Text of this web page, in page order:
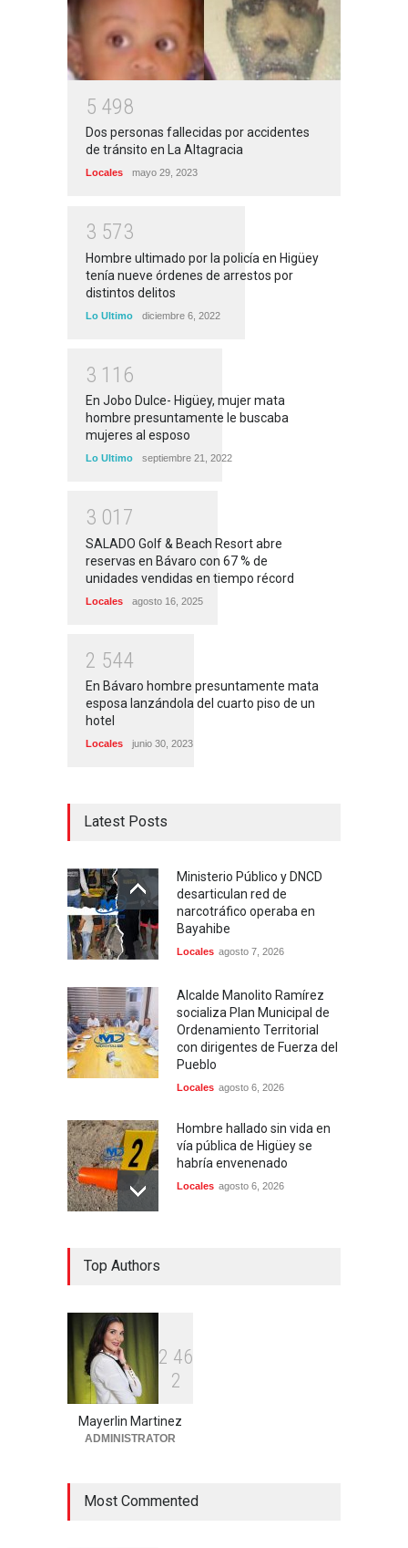
5 498
Dos personas fallecidas por accidentes
de tránsito en La Altagracia
Locales mayo 29, 2023
3 573
Hombre ultimado por la policía en Higüey
tenía nueve órdenes de arrestos por
distintos delitos
Lo Ultimo diciembre 6, 2022
3 1 1 6
En Jobo Dulce- Higüey, mujer mata
hombre presuntamente le buscaba
mujeres al esposo
Lo Ultimo septiembre 21, 2022
3 01 7
SALADO Golf & Beach Resort abre
reservas en Bávaro con 67 % de
unidades vendidas en tiempo récord
Locales agosto 16, 2025
2 544
En Bávaro hombre presuntamente mata
esposa lanzándola del cuarto piso de un
hotel
Locales junio 30, 2023
Latest Posts
Ministerio Público y DNCD
desarticulan red de
narcotráfico operaba en
Bayahibe
Locales agosto 7, 2026
Alcalde Manolito Ramírez
socializa Plan Municipal de
Ordenamiento Territorial
con dirigentes de Fuerza del
Pueblo
Locales agosto 6, 2026
Hombre hallado sin vida en
vía pública de Higüey se
habría envenenado
Locales agosto 6, 2026
Condenan dos miembros de
red transnacional de
desarticulada en San Pedro
Top Authors
2 46
2
Mayerlin Martinez
ADMINISTRATOR
Most Commented